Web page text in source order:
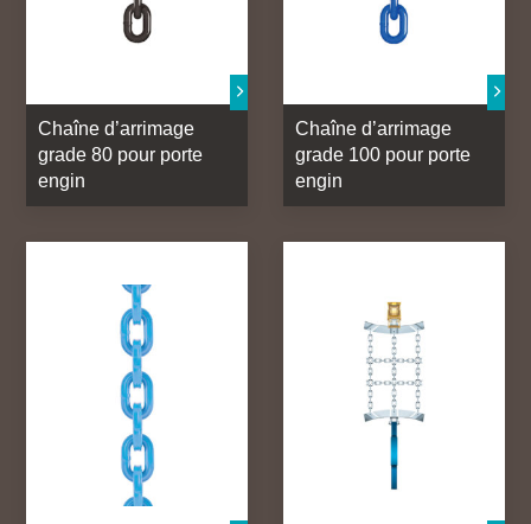
Chaîne d’arrimage
grade 80 pour porte
engin
Chaîne d’arrimage
grade 100 pour porte
engin